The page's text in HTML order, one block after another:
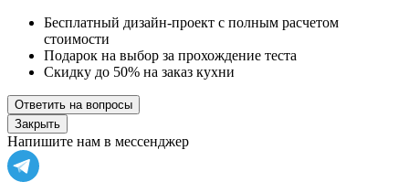
Бесплатный дизайн-проект с полным расчетом
стоимости
Подарок на выбор за прохождение теста
Скидку до 50% на заказ кухни
Ответить на вопросы
Закрыть
Напишите нам в мессенджер